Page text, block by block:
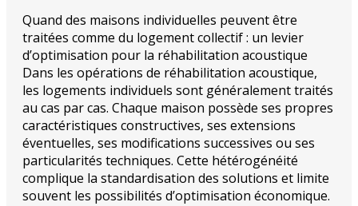
Quand des maisons individuelles peuvent être
traitées comme du logement collectif : un levier
d’optimisation pour la réhabilitation acoustique
Dans les opérations de réhabilitation acoustique,
les logements individuels sont généralement traités
au cas par cas. Chaque maison possède ses propres
caractéristiques constructives, ses extensions
éventuelles, ses modifications successives ou ses
particularités techniques. Cette hétérogénéité
complique la standardisation des solutions et limite
souvent les possibilités d’optimisation économique.